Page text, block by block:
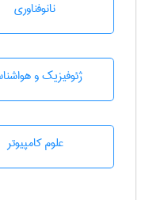
نانوفناوری
ژئوفيزيك و
علوم کامپیوتر